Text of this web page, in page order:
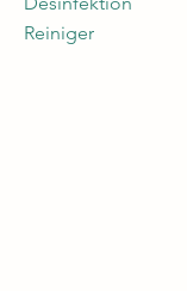
Reiniger